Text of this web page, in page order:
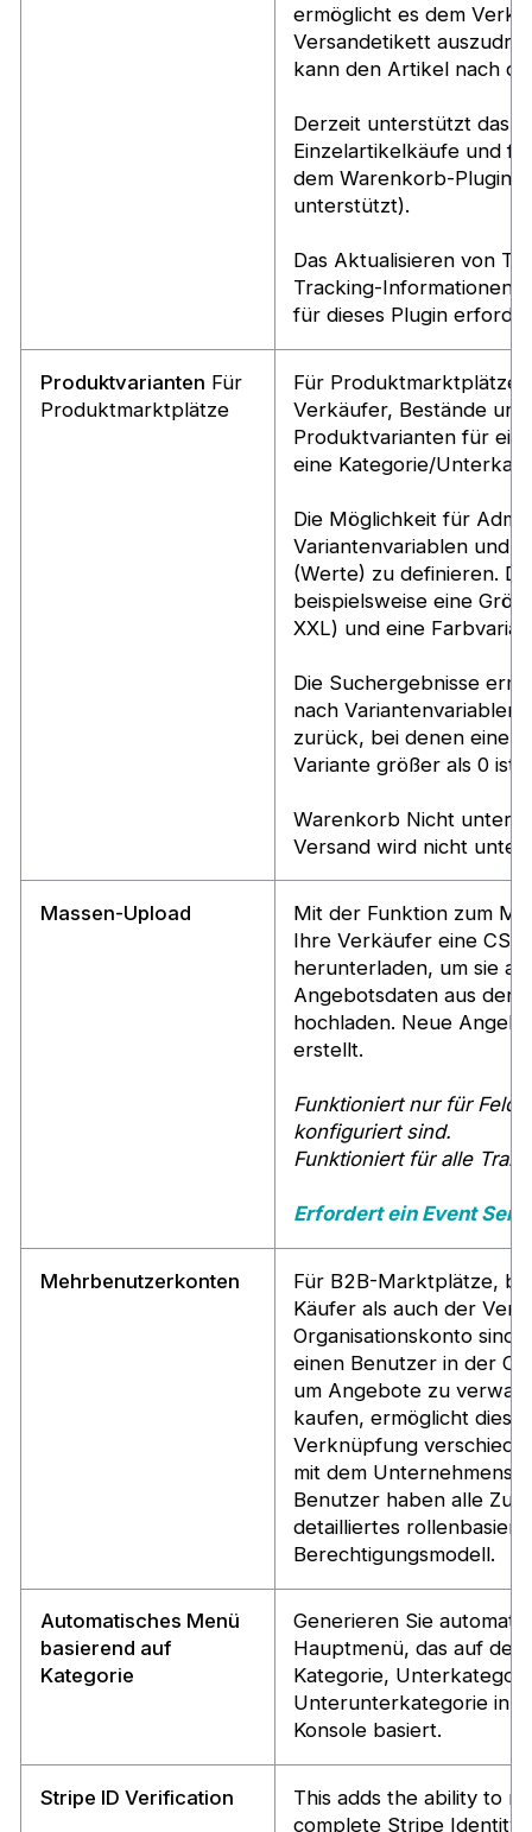
ermöglicht es dem
Versandetikett
kann den Artikel nach
Derzeit unterstützt das
Einzelartikelkäufe und
dem Warenkorb-Plugin
unterstützt).
Das Aktualisieren von
Tracking-Informationen
für dieses Plugin
Produktvarianten Für
Produktmarktplätze
Für
Verkäufer, Bestände
Produktvarianten für
eine Kategorie/
Die Möglichkeit für
Variantenvariablen und
(Werte) zu definieren.
beispielsweise eine
XXL) und eine
Die Suchergebnisse
nach
zurück, bei denen eine
Variante größer als 0 ist.
Warenkorb Nicht
Versand wird nicht
Massen-Upload
Mit der Funktion zum
Ihre Verkäufer eine
herunterladen, um sie
Angebotsdaten aus der
hochladen. Neue
erstellt.
Funktioniert nur für
konfiguriert sind.
Funktioniert für alle
Erfordert ein Event
Mehrbenutzerkonten
Für B2B-Marktplätze,
Käufer als auch der
Organisationskonto sind
einen Benutzer in der
um Angebote zu
kaufen, ermöglicht
Verknüpfung
mit dem
Benutzer haben alle
detailliertes
Berechtigungsmodell.
Automatisches Menü
basierend auf
Kategorie
Generieren Sie
Hauptmenü, das auf der
Kategorie,
Unterunterkategorie in
Konsole basiert.
Stripe ID Verification
This adds the ability to
complete Stripe Identity